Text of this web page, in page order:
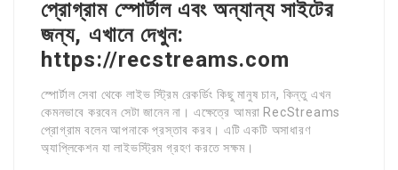
প্রোগ্রাম স্পোর্টাল এবং অন্যান্য সাইটের
জন্য, এখানে দেখুন:
https://recstreams.com
স্পোর্টাল সেবা থেকে লাইভ স্ট্রিম রেকর্ডিং কিছু মানুষ চান, কিন্তু এখন
কেমনভাবে করবেন সেটা জানেন না। এক্ষেত্রে আমরা RecStreams
প্রোগ্রাম বলেন আপনাকে প্রস্তাব করব। এটি একটি অসাধারণ
অ্যাপ্লিকেশন যা লাইভস্ট্রিম গ্রহণ করতে সক্ষম।